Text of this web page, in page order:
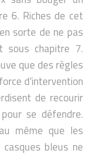
6. Riches de cet
sorte de ne pas
sous chapitre 7.
que des règles
d’intervention
de recourir
se défendre.
même que les
bleus ne